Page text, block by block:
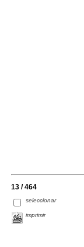
13 / 464
seleccionar
imprimir